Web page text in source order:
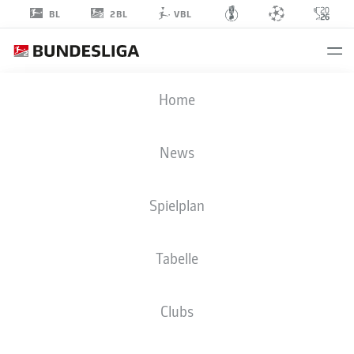
BL 2BL VBL
Home
News
Spielplan
Tabelle
Clubs